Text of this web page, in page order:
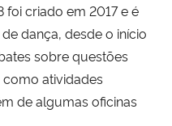
foi criado em 2017 e é
dança, desde o início
sobre questões
como atividades
de algumas oficinas